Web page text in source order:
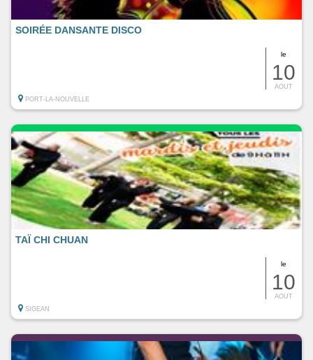
le
10
AOUT
SOIRÉE DANSANTE DISCO
PORT-LA-NOUVELLE
le
10
AOUT
TAÏ CHI CHUAN
SIGEAN